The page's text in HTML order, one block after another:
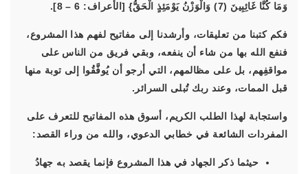
وَمَا كُنَّا غَائِبِينَ (7) وَالْوَزْنُ يَوْمَئِذٍ الْحَقُّ} [الأعراف: 6 – 8].
فكم كتبنا من تعليقات، وأرشدنا إلى مفاتيح لفهم هذا المشروع،
فنفع الله بها من شاء أن ينفعه، وبقي فريق من الناس على
مواقفِهم، بل على مظالمهم، التي أرجو أن يُوفَّقُوا إلى توبة منها
قبل الممات، وعند ربك تُبلى السرائر.
واستجابة لهذا الطلب الكريم، أسوق هذه المفاتيح للتعرف على
المفردات الشائعة في خطابي الدعوي، والله من وراء القصد:
حيثما ذكر الجهاد في هذا المشروع فإنما يقصد به جهادُ